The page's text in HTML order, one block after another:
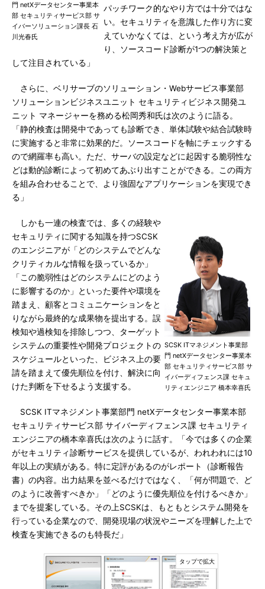
門 netXデータセンター事業本
部 セキュリティサービス部 サ
イバーソリューション課長 石
川光春氏
パッチワーク的なやり方では十分ではな
い。セキュリティを意識した作り方に変
えていかなくては、という考え方が広が
り、ソースコード診断が1つの解決策と
して注目されている」
さらに、ベリサーブのソリューション・Webサービス事業部
ソリューションビジネスユニット セキュリティビジネス開発ユ
ニット マネージャーを務める松岡秀和氏は次のように語る。
「静的検査は開発中であっても診断でき、単体試験や結合試験時
に実施すると非常に効果的だ。ソースコードを軸にチェックする
ので網羅率も高い。ただ、サーバの設定などに起因する脆弱性な
どは動的診断によって初めてあぶり出すことができる。この両方
を組み合わせることで、より強固なアプリケーションを実現でき
る」
SCSK ITマネジメント事業部
門 netXデータセンター事業本
部 セキュリティサービス部 サ
イバーディフェンス課 セキュ
リティエンジニア 橋本幸喜氏
しかも一連の検査では、多くの経験や
セキュリティに関する知識を持つSCSK
のエンジニアが「どのシステムでどんな
クリティカルな情報を扱っているか」
「この脆弱性はどのシステムにどのよう
に影響するのか」といった要件や環境を
踏まえ、顧客とコミュニケーションをと
りながら最終的な成果物を提出する。誤
検知や過検知を排除しつつ、ターゲット
システムの重要性や開発プロジェクトの
スケジュールといった、ビジネス上の要
請を踏まえて優先順位を付け、解決に向
けた判断を下せるよう支援する。
SCSK ITマネジメント事業部門 netXデータセンター事業本部
セキュリティサービス部 サイバーディフェンス課 セキュリティ
エンジニアの橋本幸喜氏は次のように話す。「今では多くの企業
がセキュリティ診断サービスを提供しているが、われわれには10
年以上の実績がある。特に定評があるのがレポート（診断報告
書）の内容。出力結果を並べるだけではなく、「何が問題で、ど
のように改善すべきか」「どのように優先順位を付けるべきか」
までを提案している。その上SCSKは、もともとシステム開発を
行っている企業なので、開発現場の状況やニーズを理解した上で
検査を実施できるのも特長だ」